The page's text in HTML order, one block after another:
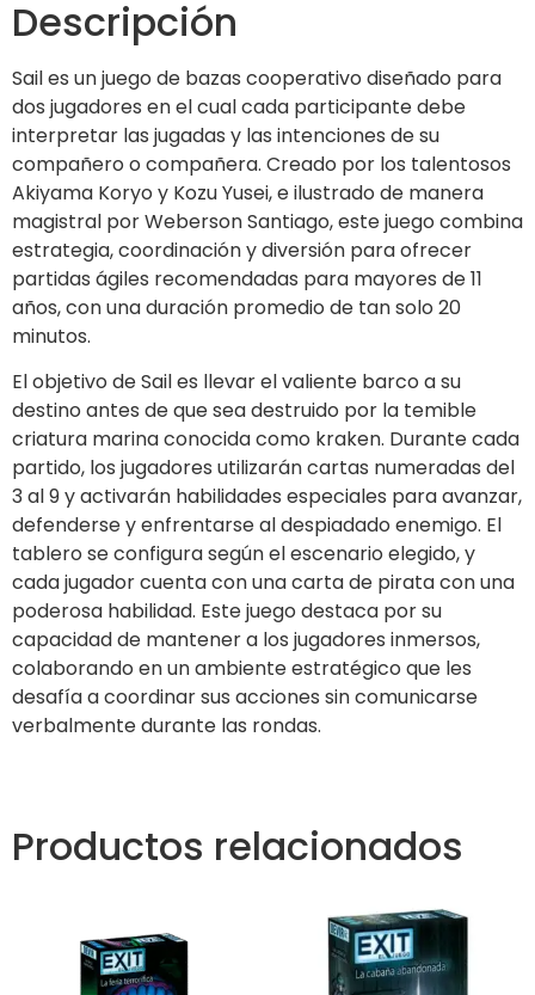
Descripción
Sail es un juego de bazas cooperativo diseñado para
dos jugadores en el cual cada participante debe
interpretar las jugadas y las intenciones de su
compañero o compañera. Creado por los talentosos
Akiyama Koryo y Kozu Yusei, e ilustrado de manera
magistral por Weberson Santiago, este juego combina
estrategia, coordinación y diversión para ofrecer
partidas ágiles recomendadas para mayores de 11
años, con una duración promedio de tan solo 20
minutos.
El objetivo de Sail es llevar el valiente barco a su
destino antes de que sea destruido por la temible
criatura marina conocida como kraken. Durante cada
partido, los jugadores utilizarán cartas numeradas del
3 al 9 y activarán habilidades especiales para avanzar,
defenderse y enfrentarse al despiadado enemigo. El
tablero se configura según el escenario elegido, y
cada jugador cuenta con una carta de pirata con una
poderosa habilidad. Este juego destaca por su
capacidad de mantener a los jugadores inmersos,
colaborando en un ambiente estratégico que les
desafía a coordinar sus acciones sin comunicarse
verbalmente durante las rondas.
Productos relacionados